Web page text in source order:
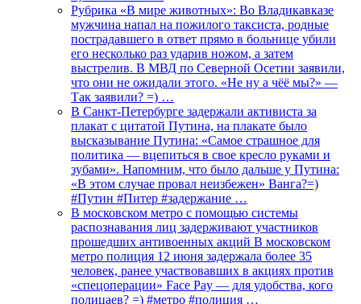
Рубрика «В мире животных»: Во Владикавказе
мужчина напал на пожилого таксиста, родные
пострадавшего в ответ прямо в больнице убили
его несколько раз ударив ножом, а затем
выстрелив. В МВД по Северной Осетии заявили,
что они не ожидали этого. «Не ну а чёё мы?» —
Так заявили? =) …
В Санкт-Петербурге задержали активиста за
плакат с цитатой Путина, на плакате было
высказывание Путина: «Самое страшное для
политика — вцепиться в свое кресло руками и
зубами». Напомним, что было дальше у Путина:
«В этом случае провал неизбежен» Ванга?=)
#Путин #Питер #задержание …
В московском метро с помощью системы
распознавания лиц задерживают участников
прошедших антивоенных акций В московском
метро полиция 12 июня задержала более 35
человек, ранее участвовавших в акциях против
«спецоперации» Face Pay — для удобства, кого
полицаев? =) #метро #полиция …